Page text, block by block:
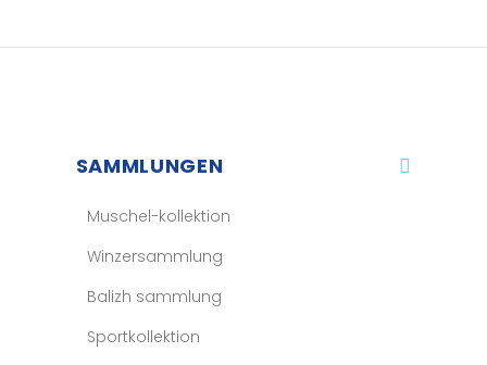
SAMMLUNGEN
Muschel-kollektion
Winzersammlung
Balizh sammlung
Sportkollektion